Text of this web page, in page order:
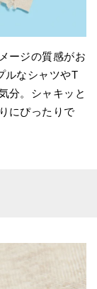
ージの質感がお
なシャツやT
分。シャキッと
にぴったりで